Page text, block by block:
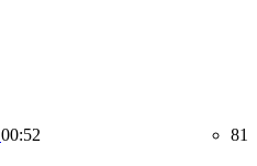
00:52 81